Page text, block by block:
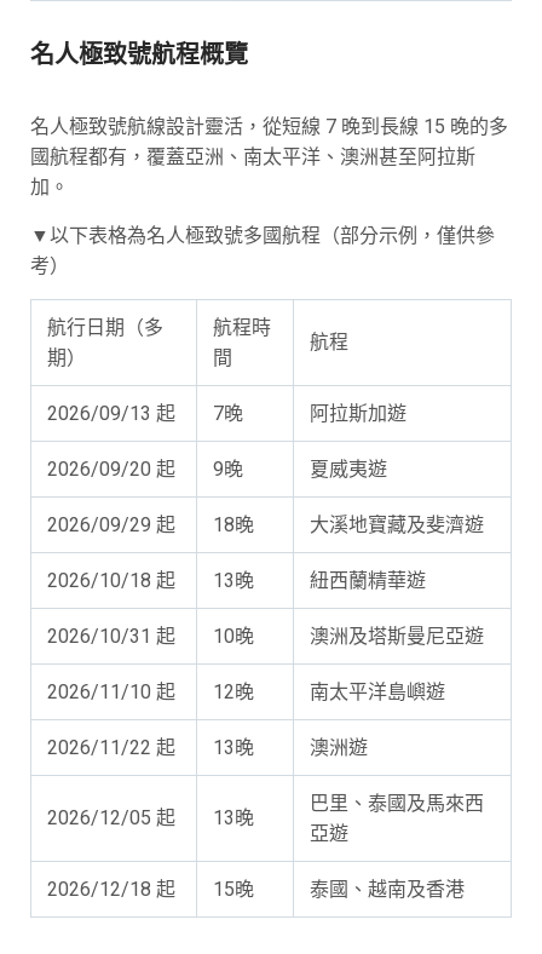
名人極致號航程概覽
名人極致號航線設計靈活，從短線 7 晚到長線 15 晚的多
國航程都有，覆蓋亞洲、南太平洋、澳洲甚至阿拉斯
加。
▼以下表格為名人極致號多國航程（部分示例，僅供參
考）
航行日期（多
期）
航程時
間
航程
2026/09/13 起 7晚 阿拉斯加遊
2026/09/20 起 9晚 夏威夷遊
2026/09/29 起 18晚 大溪地寶藏及斐濟遊
2026/10/18 起 13晚 紐西蘭精華遊
2026/10/31 起 10晚 澳洲及塔斯曼尼亞遊
2026/11/10 起 12晚 南太平洋島嶼遊
2026/11/22 起 13晚 澳洲遊
2026/12/05 起 13晚
巴里、泰國及馬來西
亞遊
2026/12/18 起 15晚 泰國、越南及香港